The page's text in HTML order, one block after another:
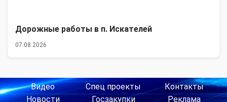
Дорожные работы в п. Искателей
07.08.2026
Видео
Новости
Спец проекты
Госзакупки
Контакты
Реклама